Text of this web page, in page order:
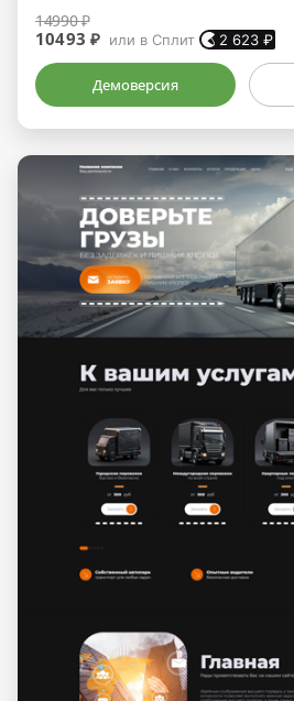
14990 ₽
10493 ₽ или в Сплит 2 623 ₽
Демоверсия